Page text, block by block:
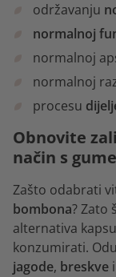
održavanju
normalnoj
normalnoj
normalnoj
procesu
Obnovite
način s
Zašto odabrati
bombona? Zato
alternativa
konzumirati.
jagode, breskve i